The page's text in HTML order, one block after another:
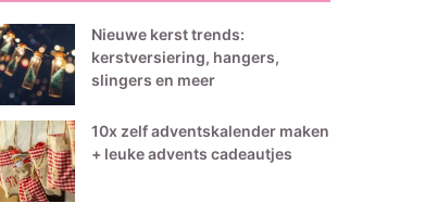
Nieuwe kerst trends:
kerstversiering, hangers,
slingers en meer
10x zelf adventskalender maken
+ leuke advents cadeautjes